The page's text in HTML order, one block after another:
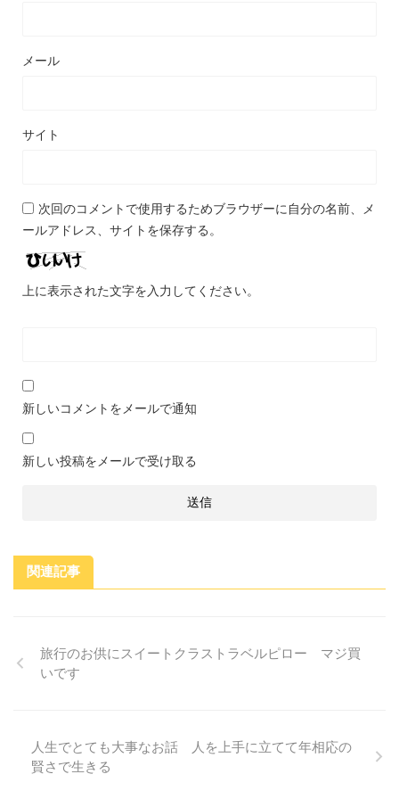
メール
サイト
次回のコメントで使用するためブラウザーに自分の名前、メ
ールアドレス、サイトを保存する。
上に表示された文字を入力してください。
新しいコメントをメールで通知
新しい投稿をメールで受け取る
関連記事
旅行のお供にスイートクラストラベルピロー マジ買
いです
人生でとても大事なお話 人を上手に立てて年相応の
賢さで生きる